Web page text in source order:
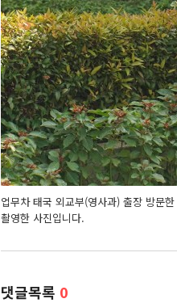
업무차 태국 외교부(영사과) 출장 방문한
촬영한 사진입니다.
댓글목록 0